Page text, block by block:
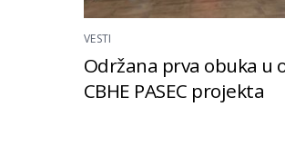
VESTI
Održana prva obuka u
CBHE PASEC projekta